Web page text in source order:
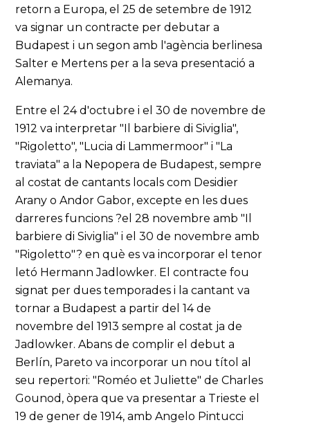
retorn a Europa, el 25 de setembre de 1912
va signar un contracte per debutar a
Budapest i un segon amb l'agència berlinesa
Salter e Mertens per a la seva presentació a
Alemanya.
Entre el 24 d'octubre i el 30 de novembre de
1912 va interpretar "Il barbiere di Siviglia",
"Rigoletto", "Lucia di Lammermoor" i "La
traviata" a la Nepopera de Budapest, sempre
al costat de cantants locals com Desidier
Arany o Andor Gabor, excepte en les dues
darreres funcions ?el 28 novembre amb "Il
barbiere di Siviglia" i el 30 de novembre amb
"Rigoletto"? en què es va incorporar el tenor
letó Hermann Jadlowker. El contracte fou
signat per dues temporades i la cantant va
tornar a Budapest a partir del 14 de
novembre del 1913 sempre al costat ja de
Jadlowker. Abans de complir el debut a
Berlín, Pareto va incorporar un nou títol al
seu repertori: "Roméo et Juliette" de Charles
Gounod, òpera que va presentar a Trieste el
19 de gener de 1914, amb Angelo Pintucci